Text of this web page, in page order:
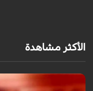
الأكثر مشاهدة